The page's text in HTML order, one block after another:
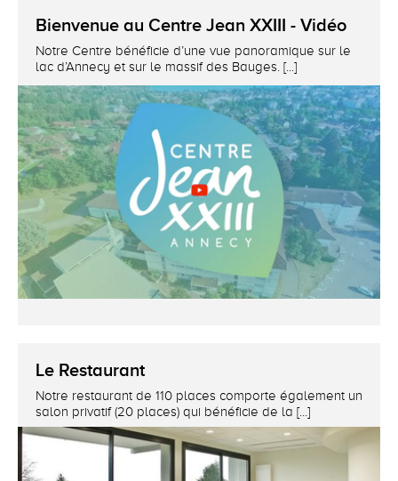
Bienvenue au Centre Jean XXIII - Vidéo
Notre Centre bénéficie d’une vue panoramique sur le
lac d’Annecy et sur le massif des Bauges. [...]
Le Restaurant
Notre restaurant de 110 places comporte également un
salon privatif (20 places) qui bénéficie de la [...]